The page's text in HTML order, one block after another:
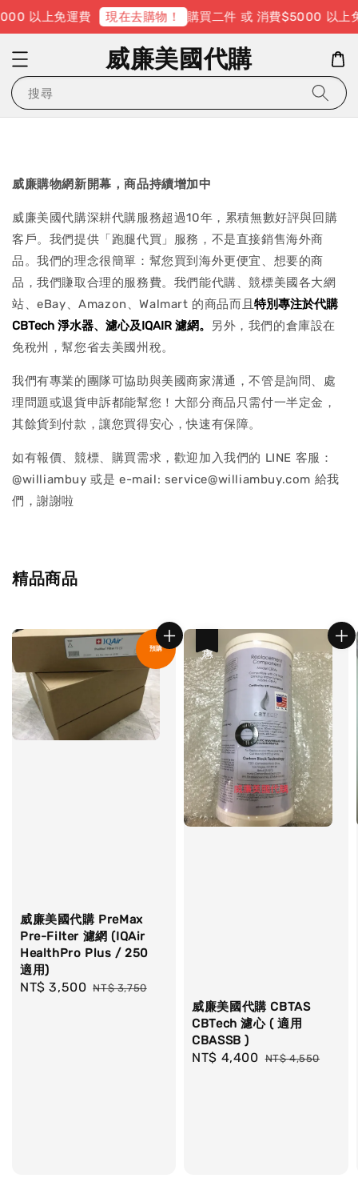
以上免運費 現在去購物！ 購買二件 或 消費$5000 以上
威廉美國代購
搜尋
威廉購物網新開幕，商品持續增加中
威廉美國代購深耕代購服務超過10年，累積無數好評與回購
客戶。我們提供「跑腿代買」服務，不是直接銷售海外商
品。我們的理念很簡單：幫您買到海外更便宜、想要的商
品，我們賺取合理的服務費。我們能代購、競標美國各大網
站、eBay、Amazon、Walmart 的商品而且特別專注於代購
CBTech 淨水器、濾心及IQAIR 濾網。
另外，我們的倉庫設在
免稅州，幫您省去美國州稅。
我們有專業的團隊可協助與美國商家溝通，不管是詢問、處
理問題或退貨申訴都能幫您！大部分商品只需付一半定金，
其餘貨到付款，讓您買得安心，快速有保障。
如有報價、競標、購買需求，歡迎加入我們的 LINE 客服：
@williambuy 或是 e-mail: service@williambuy.com 給我
們，謝謝啦
精品商品
預購
威廉美國代購 PreMax
Pre-Filter 濾網 (IQAir
HealthPro Plus / 250
適用)
Sale
NT$ 3,500 Regular
NT$ 3,750
威廉美國代購 CBTAS
CBTech 濾心 ( 適用
CBASSB )
Sale
NT$ 4,400 Regular
NT$ 4,550